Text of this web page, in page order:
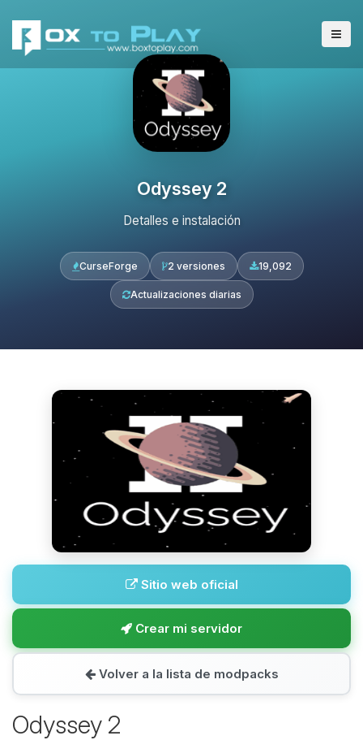
Odyssey 2
Detalles e instalación
CurseForge 2 versiones 19,092
Actualizaciones diarias
Sitio web oficial
Crear mi servidor
Volver a la lista de modpacks
Odyssey 2